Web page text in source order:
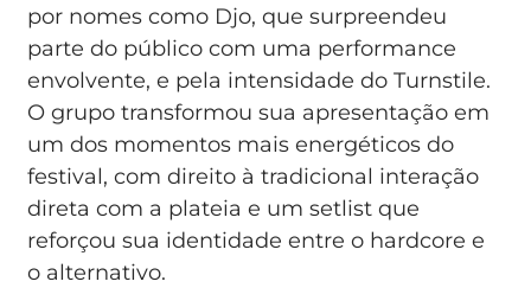
por nomes como Djo, que surpreendeu
parte do público com uma performance
envolvente, e pela intensidade do Turnstile.
O grupo transformou sua apresentação em
um dos momentos mais energéticos do
festival, com direito à tradicional interação
direta com a plateia e um setlist que
reforçou sua identidade entre o hardcore e
o alternativo.